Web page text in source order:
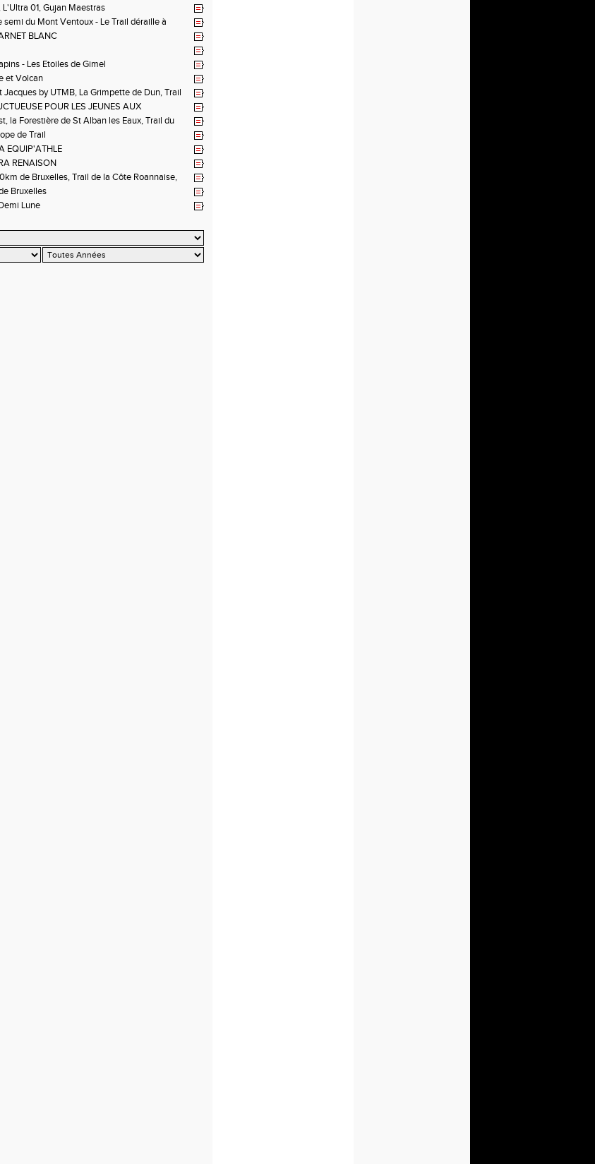
01, Gujan Maestras
semi du Mont Ventoux - Le Trail déraille à
de Monteynard - Triathlon de Vichy - Trail
BLANC
- Les Etoiles de Gimel
et Volcan
Jacques by UTMB, La Grimpette de Dun, Trail
POUR LES JEUNES AUX
LA LOIRE A ANDREZIEUX
la Forestière de St Alban les Eaux, Trail du
du Pays Roannais FSGT
de Trail
EQUIP'ATHLE
RENAISON
de Bruxelles, Trail de la Côte Roannaise,
Bruxelles
Lune